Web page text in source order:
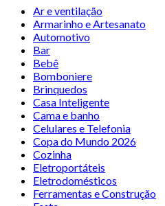
Ar e ventilação
Armarinho e Artesanato
Automotivo
Bar
Bebê
Bomboniere
Brinquedos
Casa Inteligente
Cama e banho
Celulares e Telefonia
Copa do Mundo 2026
Cozinha
Eletroportáteis
Eletrodomésticos
Ferramentas e Construção